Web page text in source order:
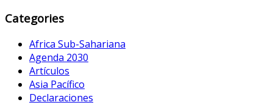
Categories
Africa Sub-Sahariana
Agenda 2030
Artículos
Asia Pacífico
Declaraciones